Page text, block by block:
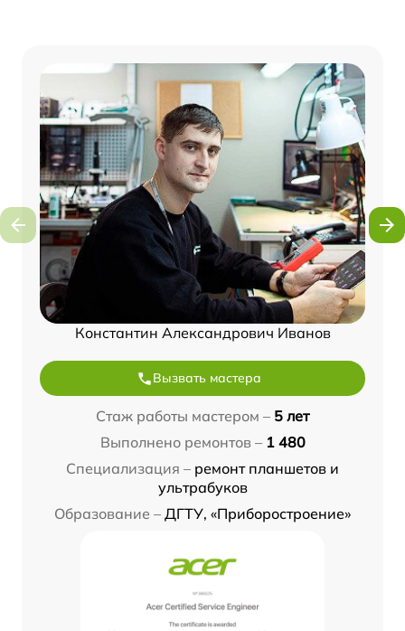
Константин Александрович Иванов
Вызвать мастера
Стаж работы мастером – 5 лет
Выполнено ремонтов – 1 480
Специализация – ремонт планшетов и
ультрабуков
Образование – ДГТУ, «Приборостроение»